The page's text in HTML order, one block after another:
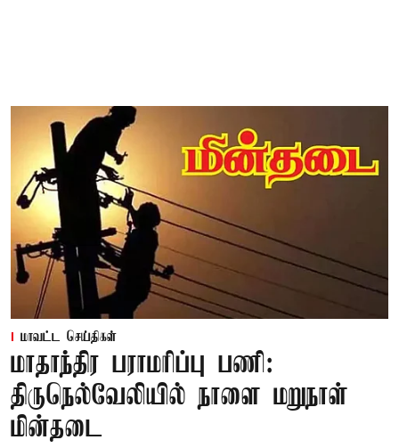
மாவட்ட செய்திகள்
மாதாந்திர பராமரிப்பு பணி:
திருநெல்வேலியில் நாளை மறுநாள்
மின்தடை